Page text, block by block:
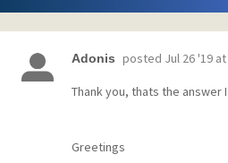
Adonis posted Jul 26 '19
Thank you, thats the answer
Greetings